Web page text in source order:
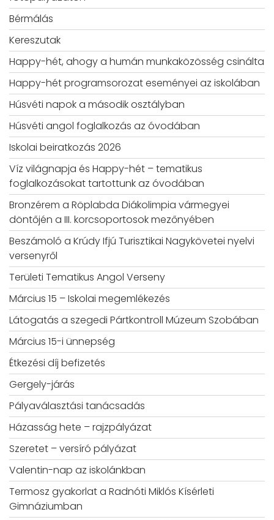
Bérmálás
Kereszutak
Happy-hét, ahogy a humán munkaközösség csinálta
Happy-hét programsorozat eseményei az iskolában
Húsvéti napok a második osztályban
Húsvéti angol foglalkozás az óvodában
Iskolai beiratkozás 2026
Víz világnapja és Happy-hét – tematikus
foglalkozásokat tartottunk az óvodában
Bronzérem a Röplabda Diákolimpia vármegyei
döntőjén a III. korcsoportosok mezőnyében
Beszámoló a Krúdy Ifjú Turisztikai Nagykövetei nyelvi
versenyről
Területi Tematikus Angol Verseny
Március 15 – Iskolai megemlékezés
Látogatás a szegedi Pártkontroll Múzeum Szobában
Március 15-i ünnepség
Étkezési díj befizetés
Gergely-járás
Pályaválasztási tanácsadás
Házasság hete – rajzpályázat
Szeretet – versíró pályázat
Valentin-nap az iskolánkban
Termosz gyakorlat a Radnóti Miklós Kísérleti
Gimnáziumban